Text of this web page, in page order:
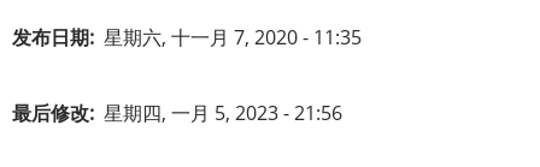
发布日期 星期六, 十一月 7, 2020 - 11:35
最后修改 星期四, 一月 5, 2023 - 21:56